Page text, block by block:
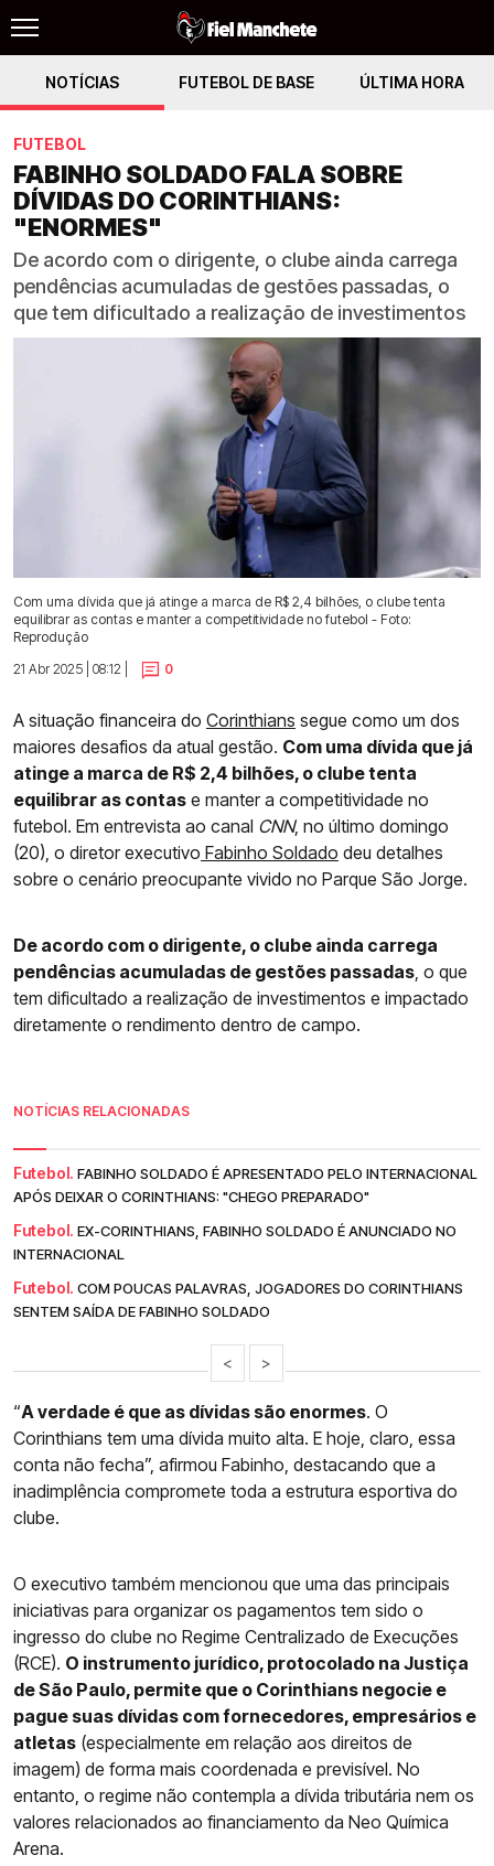
NOTÍCIAS FUTEBOL DE BASE ÚLTIMA HORA
FUTEBOL
FABINHO SOLDADO FALA SOBRE
DÍVIDAS DO CORINTHIANS:
"ENORMES"
De acordo com o dirigente, o clube ainda carrega
pendências acumuladas de gestões passadas, o
que tem dificultado a realização de investimentos
Com uma dívida que já atinge a marca de R$ 2,4 bilhões, o clube tenta
equilibrar as contas e manter a competitividade no futebol - Foto:
Reprodução
21 Abr 2025 | 08:12 |
0
A situação financeira do Corinthians segue como um dos
maiores desafios da atual gestão. Com uma dívida que já
atinge a marca de R$ 2,4 bilhões, o clube tenta
equilibrar as contas e manter a competitividade no
futebol. Em entrevista ao canal CNN, no último domingo
(20), o diretor executivo Fabinho Soldado deu detalhes
sobre o cenário preocupante vivido no Parque São Jorge.
De acordo com o dirigente, o clube ainda carrega
pendências acumuladas de gestões passadas , o que
tem dificultado a realização de investimentos e impactado
diretamente o rendimento dentro de campo.
NOTÍCIAS RELACIONADAS
Futebol. FABINHO SOLDADO É APRESENTADO PELO INTERNACIONAL
APÓS DEIXAR O CORINTHIANS: "CHEGO PREPARADO"
Futebol. EX-CORINTHIANS, FABINHO SOLDADO É ANUNCIADO NO
INTERNACIONAL
Futebol. COM POUCAS PALAVRAS, JOGADORES DO CORINTHIANS
SENTEM SAÍDA DE FABINHO SOLDADO
< >
“A verdade é que as dívidas são enormes. O
Corinthians tem uma dívida muito alta. E hoje, claro, essa
conta não fecha”, afirmou Fabinho, destacando que a
inadimplência compromete toda a estrutura esportiva do
clube.
O executivo também mencionou que uma das principais
iniciativas para organizar os pagamentos tem sido o
ingresso do clube no Regime Centralizado de Execuções
(RCE). O instrumento jurídico, protocolado na Justiça
de São Paulo, permite que o Corinthians negocie e
pague suas dívidas com fornecedores, empresários e
atletas (especialmente em relação aos direitos de
imagem) de forma mais coordenada e previsível. No
entanto, o regime não contempla a dívida tributária nem os
valores relacionados ao financiamento da Neo Química
Arena.